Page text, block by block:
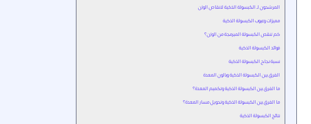
المرشحون لـ الكبسولة الذكية لانقاص الوزن
مميزات وعيوب الكبسولة الذكية
كم تنقص الكبسولة المبرمجة من الوزن؟
فوائد الكبسولة الذكية
نسبة نجاح الكبسولة الذكية
الفرق بين الكبسولة الذكية وبالون المعدة
ما الفرق بين الكبسولة الذكية وتكميم المعدة؟
ما الفرق بين الكبسولة الذكية وتحويل مسار المعدة؟
نتائج الكبسولة الذكية